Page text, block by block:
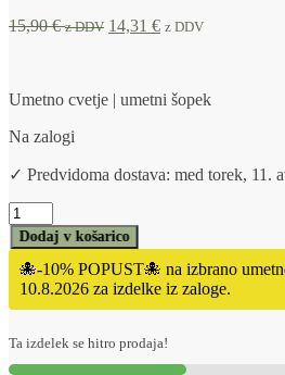
15,90€ z DDV 14,31 € z DDV
Umetno cvetje | umetni šopek
Na zalogi
✓ Predvidoma dostava: med torek, 11.
Dodaj v košarico
🐙-10% POPUST🐙 na izbrano
10.8.2026 za izdelke iz zaloge.
Ta izdelek se hitro prodaja!